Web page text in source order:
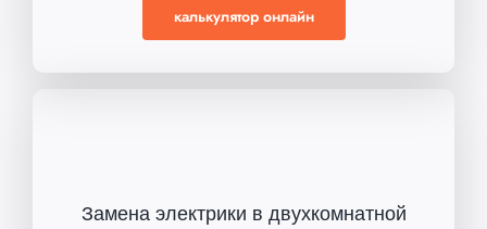
калькулятор онлайн
Замена электрики в двухкомнатной